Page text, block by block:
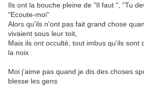
Ils ont la bouche pleine de "Il faut ", "Tu
"Ecoute-moi"
Alors qu'ils n'ont pas fait grand chose
vivaient sous leur toit,
Mais ils ont occulté, tout imbus qu'ils sont
la noix
Moi j'aime pas quand je dis des choses
blesse les gens